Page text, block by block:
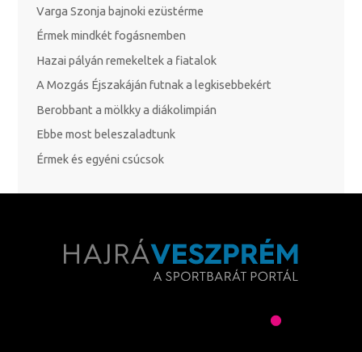
Varga Szonja bajnoki ezüstérme
Érmek mindkét fogásnemben
Hazai pályán remekeltek a fiatalok
A Mozgás Éjszakáján futnak a legkisebbekért
Berobbant a mölkky a diákolimpián
Ebbe most beleszaladtunk
Érmek és egyéni csúcsok